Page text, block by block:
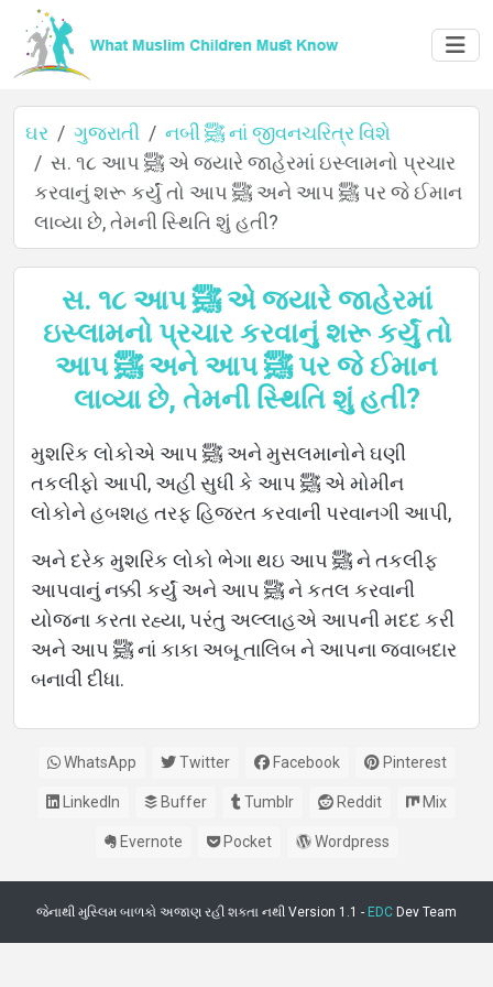
ઘર
ભાષાઓ
ઘર ગુજરાતી
નબી ﷺ નાં જીવનચરિત્ર વિશે
સ. ૧૮ આપ ﷺ એ જ્યારે જાહેરમાં ઇસ્લામનો પ્રચાર
કરવાનું શરૂ કર્યું તો આપ ﷺ અને આપ ﷺ પર જે ઈમાન
લાવ્યા છે, તેમની સ્થિતિ શું હતી?
સ. ૧૮ આપ ﷺ એ જ્યારે જાહેરમાં
ઇસ્લામનો પ્રચાર કરવાનું શરૂ કર્યું તો
આપ ﷺ અને આપ ﷺ પર જે ઈમાન
લાવ્યા છે, તેમની સ્થિતિ શું હતી?
મુશરિક લોકોએ આપ ﷺ અને મુસલમાનોને ઘણી
તકલીફો આપી, અહી સુધી કે આપ ﷺ એ મોમીન
લોકોને હબશહ તરફ હિજરત કરવાની પરવાનગી આપી,
અને દરેક મુશરિક લોકો ભેગા થઇ આપ ﷺ ને તકલીફ
આપવાનું નક્કી કર્યું અને આપ ﷺ ને કતલ કરવાની
યોજના કરતા રહ્યા, પરંતુ અલ્લાહએ આપની મદદ કરી
અને આપ ﷺ નાં કાકા અબૂ તાલિબ ને આપના જવાબદાર
બનાવી દીધા.
WhatsApp Twitter Facebook Pinterest
LinkedIn Buffer Tumblr Reddit Mix
Evernote Pocket Wordpress
જેનાથી મુસ્લિમ બાળકો અજાણ રહી શકતા નથી Version 1.1 - EDC Dev Team